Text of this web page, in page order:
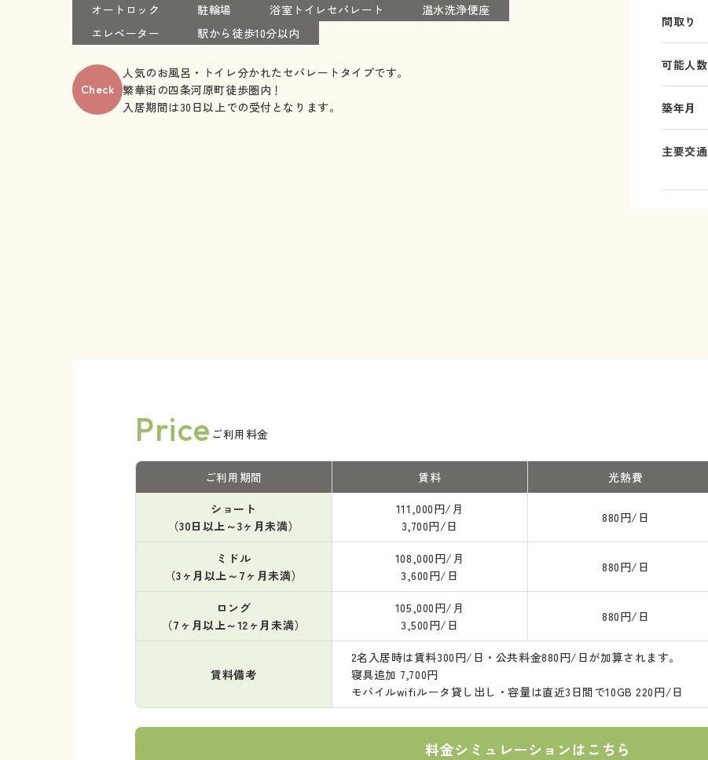
間取り
可能人数
築年月
主要交通
オートロック 駐輪場 浴室トイレセパレート
温水洗浄便座
エレベーター
駅から徒歩10分以内
Check
人気のお風呂・トイレ分かれたセパレートタイプです。
繁華街の四条河原町徒歩圏内！
入居期間は30日以上での受付となります。
Price ご利用料金
ご利用期間 賃料 光熱費
ショート
（30日以上～3ヶ月未満）
111,000円/月
3,700円/日
880円/日
ミドル
（3ヶ月以上～7ヶ月未満）
108,000円/月
3,600円/日
880円/日
ロング
（7ヶ月以上～12ヶ月未満）
105,000円/月
3,500円/日
880円/日
賃料備考
2名入居時は賃料300円/日・公共料金880円/日が加算されます。
寝具追加 7,700円
モバイルwifiルータ貸し出し・容量は直近3日間で10GB 220円/日
料金シミュレーションはこちら